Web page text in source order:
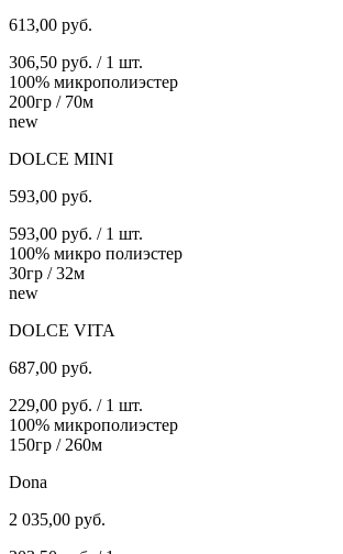
613,00 руб.
306,50 руб. / 1 шт.
100% микрополиэстер
200гр / 70м
new
DOLCE MINI
593,00 руб.
593,00 руб. / 1 шт.
100% микро полиэстер
30гр / 32м
new
DOLCE VITA
687,00 руб.
229,00 руб. / 1 шт.
100% микрополиэстер
150гр / 260м
Dona
2 035,00 руб.